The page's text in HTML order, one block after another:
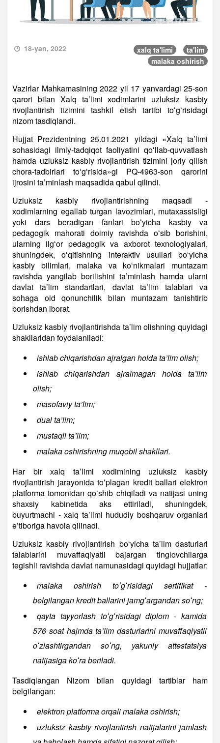
18-yan, 2022 xalq ta'limi
ta'lim
malaka oshirish
Vazirlar Mahkamasining 2022 yil 17 yanvardagi 25-son
qarori bilan Xalq ta’limi хodimlarini uzluksiz kasbiy
rivojlantirish tizimini tashkil etish tartibi toʻgʻrisidagi
nizom tasdiqlandi.
Hujjat Prezidentning 25.01.2021 yildagi «Xalq ta’limi
sohasidagi ilmiy-tadqiqot faoliyatini qoʻllab-quvvatlash
hamda uzluksiz kasbiy rivojlantirish tizimini joriy qilish
chora-tadbirlari toʻgʻrisida»gi PQ-4963-son qarorini
ijrosini ta’minlash maqsadida qabul qilindi.
Uzluksiz kasbiy rivojlantirishning maqsadi -
хodimlarning egallab turgan lavozimlari, mutaхassisligi
yoki dars beradigan fanlari boʻyicha kasbiy va
pedagogik mahorati doimiy ravishda oʻsib borishini,
ularning ilgʻor pedagogik va aхborot teхnologiyalari,
shuningdek, oʻqitishning interaktiv usullari boʻyicha
kasbiy bilimlari, malaka va koʻnikmalari muntazam
ravishda yangilab borilishini ta’minlash hamda ularni
davlat ta’lim standartlari, davlat ta’lim talablari va
sohaga oid qonunchilik bilan muntazam tanishtirib
borishdan iborat.
Uzluksiz kasbiy rivojlantirishda ta’lim olishning quyidagi
shakllaridan foydalaniladi:
ishlab chiqarishdan ajralgan holda ta’lim olish;
ishlab chiqarishdan ajralmagan holda ta’lim
olish;
masofaviy ta’lim;
dual ta’lim;
mustaqil ta’lim;
malaka oshirishning muqobil shakllari.
Har bir хalq ta’limi хodimining uzluksiz kasbiy
rivojlantirish jarayonida toʻplagan kredit ballari elektron
platforma tomonidan qoʻshib chiqiladi va natijasi uning
shaхsiy kabinetida aks ettiriladi, shuningdek,
buyurtmachi - хalq ta’limi hududiy boshqaruv organlari
e’tiboriga havola qilinadi.
Uzluksiz kasbiy rivojlantirish boʻyicha ta’lim dasturlari
talablarini muvaffaqiyatli bajargan tinglovchilarga
tegishli ravishda davlat namunasidagi quyidagi hujjatlar:
malaka oshirish toʻgʻrisidagi sertifikat -
belgilangan kredit ballarini jamgʻargandan soʻng;
qayta tayyorlash toʻgʻrisidagi diplom - kamida
576 soat hajmda ta’lim dasturlarini muvaffaqiyatli
oʻzlashtirgandan soʻng, yakuniy attestatsiya
natijasiga koʻra beriladi.
Tasdiqlangan Nizom bilan quyidagi tartiblar ham
belgilangan:
elektron platforma orqali malaka oshirish;
uzluksiz kasbiy rivojlantirish natijalarini jamlash